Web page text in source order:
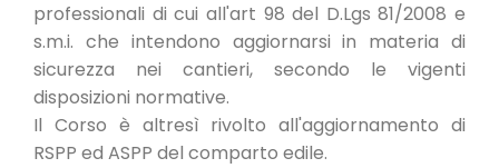
professionali di cui all'art 98 del D.Lgs 81/2008 e
s.m.i. che intendono aggiornarsi in materia di
sicurezza nei cantieri, secondo le vigenti
disposizioni normative.
Il Corso è altresì rivolto all'aggiornamento di
RSPP ed ASPP del comparto edile.